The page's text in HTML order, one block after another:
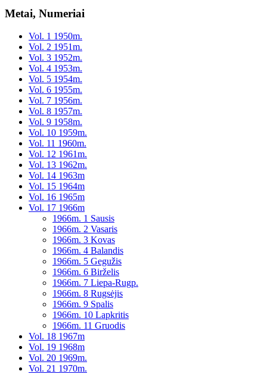
Metai, Numeriai
Vol. 1 1950m.
Vol. 2 1951m.
Vol. 3 1952m.
Vol. 4 1953m.
Vol. 5 1954m.
Vol. 6 1955m.
Vol. 7 1956m.
Vol. 8 1957m.
Vol. 9 1958m.
Vol. 10 1959m.
Vol. 11 1960m.
Vol. 12 1961m.
Vol. 13 1962m.
Vol. 14 1963m
Vol. 15 1964m
Vol. 16 1965m
Vol. 17 1966m
1966m. 1 Sausis
1966m. 2 Vasaris
1966m. 3 Kovas
1966m. 4 Balandis
1966m. 5 Gegužis
1966m. 6 Birželis
1966m. 7 Liepa-Rugp.
1966m. 8 Rugsėjis
1966m. 9 Spalis
1966m. 10 Lapkritis
1966m. 11 Gruodis
Vol. 18 1967m
Vol. 19 1968m
Vol. 20 1969m.
Vol. 21 1970m.